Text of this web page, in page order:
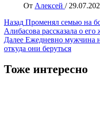
От Алексей /
Навигация
записи
Назад Променял семью на
Алибасова рассказала о
Далее Ежедневно мужчина
откуда они беруться
Тоже интересно